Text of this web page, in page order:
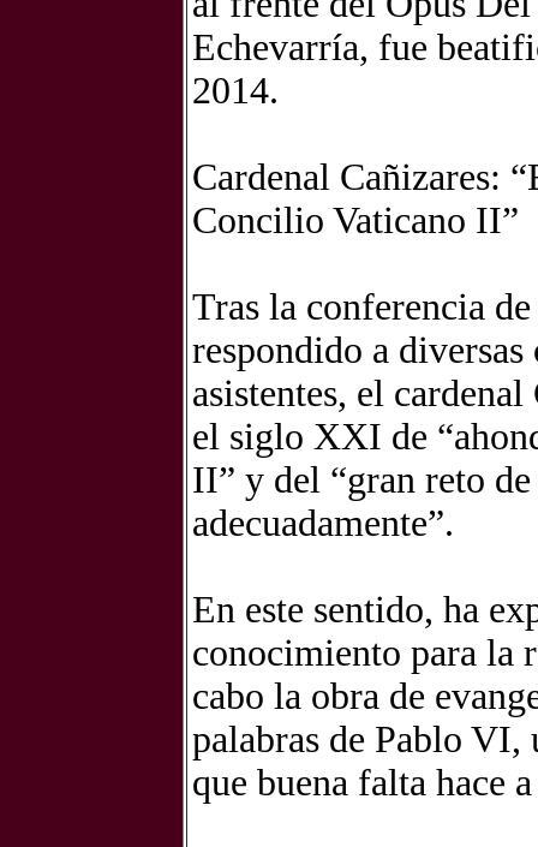
Echevarría, fue
2014.
Cardenal Cañizares:
Concilio Vaticano II”
Tras la conferencia
respondido a
asistentes, el
el siglo XXI de
II” y del “gran reto
adecuadamente”.
En este sentido, ha
conocimiento para la
cabo la obra de
palabras de Pablo VI,
que buena falta hace